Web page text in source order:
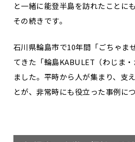
と一緒に能登半島を訪れたことに
その続きです。
石川県輪島市で10年間「ごちゃま
てきた「輪島KABULET（わじま
ました。平時から人が集まり、支
とが、非常時にも役立った事例に